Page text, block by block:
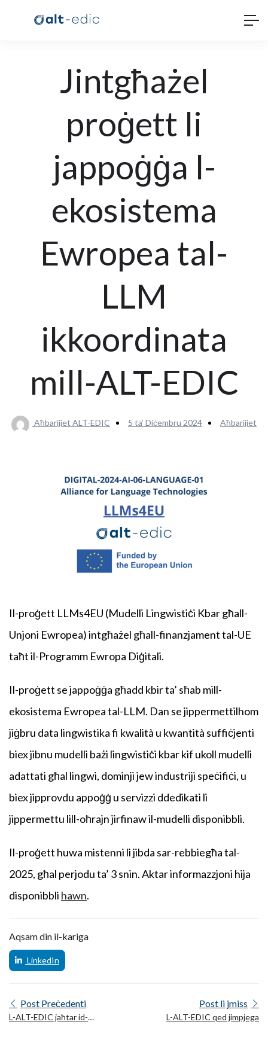
Jintgħażel
proġett li
jappoġġa l-
ekosistema
Ewropea tal-
LLM
ikkoordinata
mill-ALT-EDIC
Aħbarijiet ALT-EDIC 5 ta’ Diċembru 2024 Aħbarijiet
Il-proġett LLMs4EU (Mudelli Lingwistiċi Kbar għall-
Unjoni Ewropea) intgħażel għall-finanzjament tal-UE
taħt il-Programm Ewropa Diġitali.
Il-proġett se jappoġġa għadd kbir ta’ sħab mill-
ekosistema Ewropea tal-LLM. Dan se jippermettilhom
jiġbru data lingwistika fi kwalità u kwantità suffiċjenti
biex jibnu mudelli bażi lingwistiċi kbar kif ukoll mudelli
adattati għal lingwi, dominji jew industriji speċifiċi, u
biex jipprovdu appoġġ u servizzi ddedikati li
jippermettu lill-oħrajn jirfinaw il-mudelli disponibbli.
Il-proġett huwa mistenni li jibda sar-rebbiegħa tal-
2025, għal perjodu ta’ 3 snin. Aktar informazzjoni hija
disponibbli hawn.
Aqsam din il-kariga
LinkedIn
Post Preċedenti
L-ALT-EDIC jaħtar id-
Post li jmiss
L-ALT-EDIC qed jimpjega